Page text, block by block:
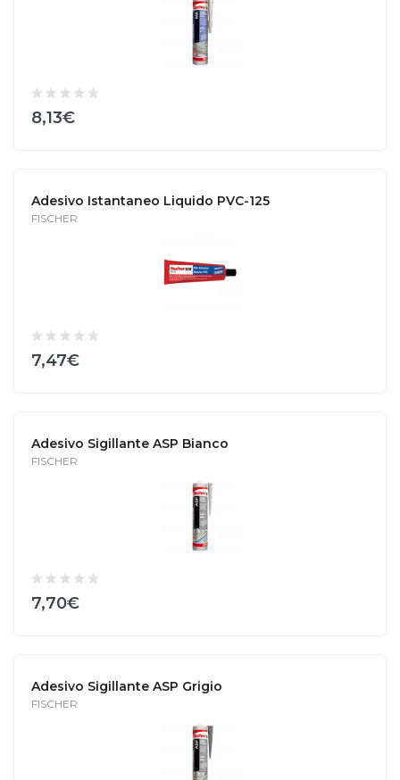
8,13€
Adesivo Istantaneo Liquido PVC-125
FISCHER
7,47€
Adesivo Sigillante ASP Bianco
FISCHER
7,70€
Adesivo Sigillante ASP Grigio
FISCHER